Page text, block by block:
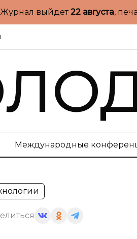
Журнал выйдет22 августа,
Международные